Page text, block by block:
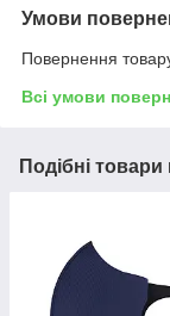
Умови
Повернення
Всі умови
Подібні товари